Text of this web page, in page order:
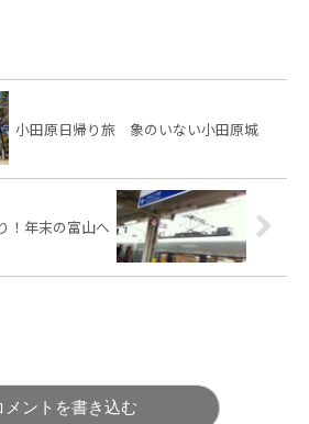
小田原日帰り旅 象のいない小田原城
年末の富山へ
メントを書き込む